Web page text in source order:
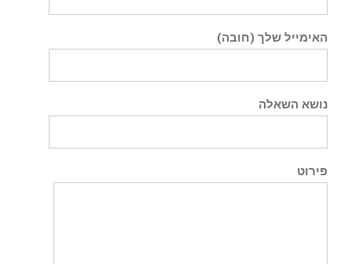
האימייל שלך (חובה)
נושא השאלה
פירוט